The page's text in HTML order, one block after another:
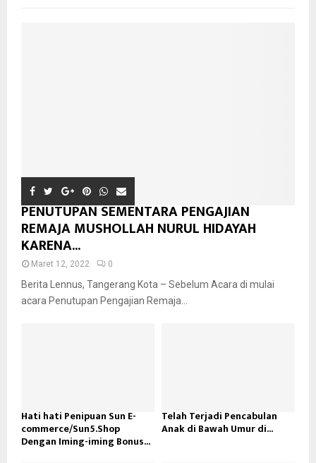
PENUTUPAN SEMENTARA PENGAJIAN
REMAJA MUSHOLLAH NURUL HIDAYAH
KARENA...
Maret 12, 2022 0
Berita Lennus, Tangerang Kota – Sebelum Acara di mulai
acara Penutupan Pengajian Remaja...
Hati hati Penipuan Sun E-
commerce/Sun5.Shop
Dengan Iming-iming Bonus...
Telah Terjadi Pencabulan
Anak di Bawah Umur di...